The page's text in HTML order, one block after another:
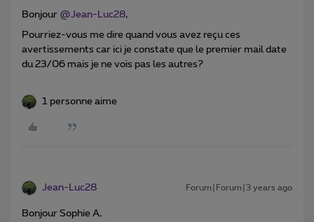
Bonjour @Jean-Luc28,
Pourriez-vous me dire quand vous avez reçu ces
avertissements car ici je constate que le premier mail date
du 23/06 mais je ne vois pas les autres?
1 personne aime
Jean-Luc28 Forum|Forum|3 years ago
Bonjour Sophie A,